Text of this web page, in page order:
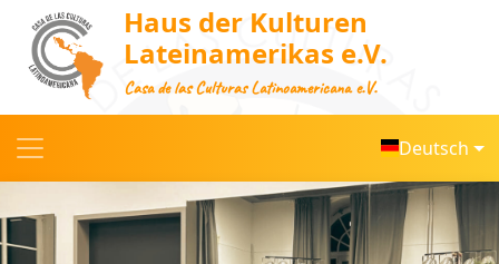
Haus der Kulturen
Lateinamerikas e.V.
Casa de las Culturas Latinoamericana e.V.
Deutsch